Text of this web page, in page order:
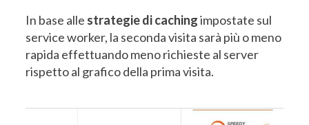
In base alle strategie di cachingimpostate sul
service worker, la seconda visita sarà più o meno
rapida effettuando meno richieste al server
rispetto al grafico della prima visita.